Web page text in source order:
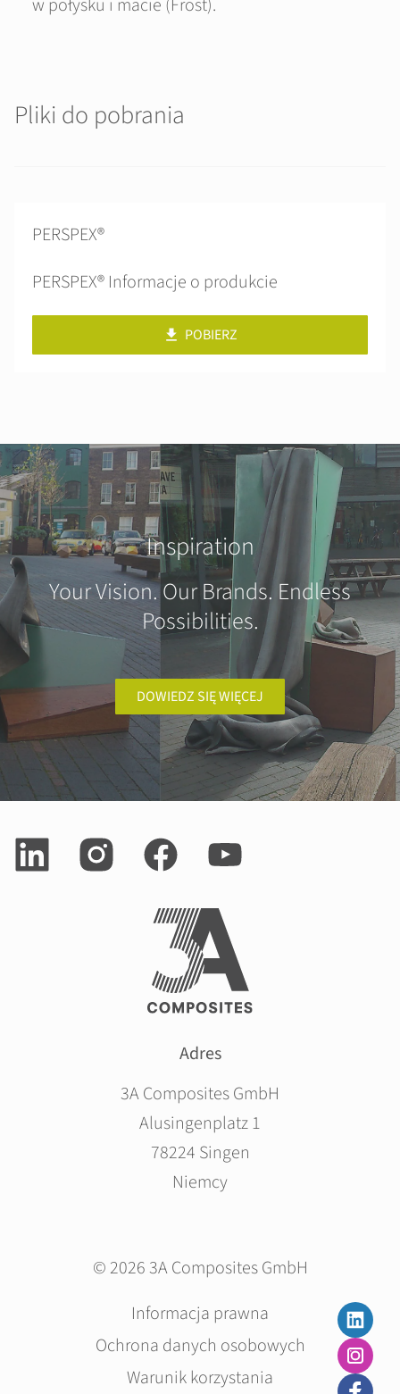
w połysku i macie (Frost).
Pliki do pobrania
PERSPEX®
PERSPEX® Informacje o produkcie
POBIERZ
Inspiration
Your Vision. Our Brands. Endless
Possibilities.
DOWIEDZ SIĘ WIĘCEJ
Adres
3A Composites GmbH
Alusingenplatz 1
78224 Singen
Niemcy
© 2026 3A Composites GmbH
nawigacje
Informacja prawna
Ochrona danych osobowych
Warunik korzystania